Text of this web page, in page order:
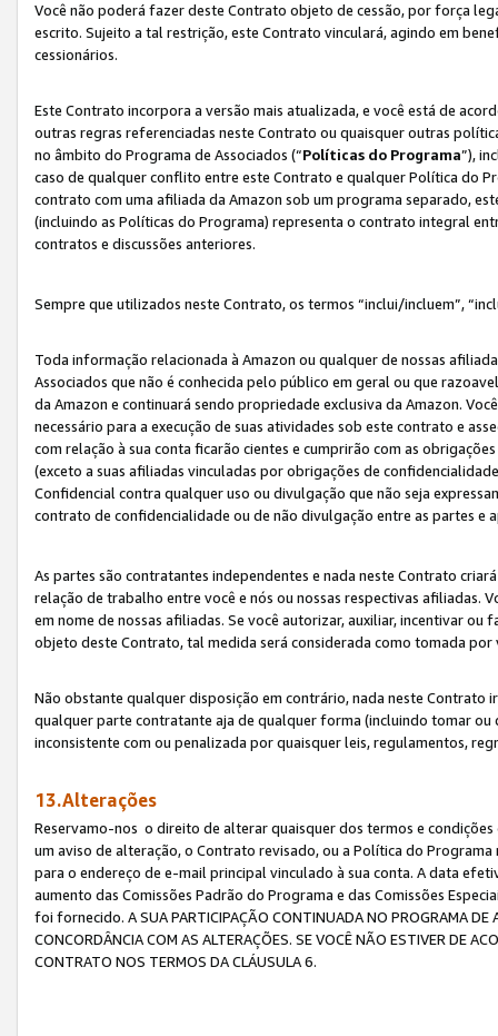
Você não poderá fazer deste Contrato objeto de cessão, por força
escrito. Sujeito a tal restrição, este Contrato vinculará, agindo em
cessionários.
Este Contrato incorpora a versão mais atualizada, e você está de
outras regras referenciadas neste Contrato ou quaisquer outras
no âmbito do Programa de Associados (“Políticas do Programa”),
caso de qualquer conflito entre este Contrato e qualquer Política do
contrato com uma afiliada da Amazon sob um programa separado,
(incluindo as Políticas do Programa) representa o contrato integral
contratos e discussões anteriores.
Sempre que utilizados neste Contrato, os termos “inclui/incluem”,
Toda informação relacionada à Amazon ou qualquer de nossas
Associados que não é conhecida pelo público em geral ou que
da Amazon e continuará sendo propriedade exclusiva da Amazon.
necessário para a execução de suas atividades sob este contrato e
com relação à sua conta ficarão cientes e cumprirão com as
(exceto a suas afiliadas vinculadas por obrigações de
Confidencial contra qualquer uso ou divulgação que não seja
contrato de confidencialidade ou de não divulgação entre as partes e
As partes são contratantes independentes e nada neste Contrato
relação de trabalho entre você e nós ou nossas respectivas afiliadas.
em nome de nossas afiliadas. Se você autorizar, auxiliar, incentivar
objeto deste Contrato, tal medida será considerada como tomada por
Não obstante qualquer disposição em contrário, nada neste
qualquer parte contratante aja de qualquer forma (incluindo tomar ou
inconsistente com ou penalizada por quaisquer leis, regulamentos,
13.Alterações
Reservamo-nos o direito de alterar quaisquer dos termos e
um aviso de alteração, o Contrato revisado, ou a Política do
para o endereço de e-mail principal vinculado à sua conta. A data
aumento das Comissões Padrão do Programa e das Comissões
foi fornecido. A SUA PARTICIPAÇÃO CONTINUADA NO PROGRAMA DE
CONCORDÂNCIA COM AS ALTERAÇÕES. SE VOCÊ NÃO ESTIVER DE
CONTRATO NOS TERMOS DA CLÁUSULA 6.